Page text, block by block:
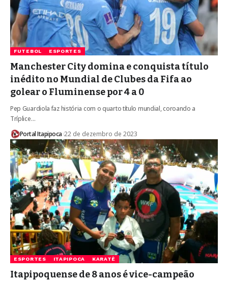
FUTEBOL ESPORTES
Manchester City domina e conquista título
inédito no Mundial de Clubes da Fifa ao
golear o Fluminense por 4 a 0
Pep Guardiola faz história com o quarto título mundial, coroando a
Tríplice…
Portal Itapipoca 22 de dezembro de 2023
ESPORTES ITAPIPOCA KARATÊ
Itapipoquense de 8 anos é vice-campeão